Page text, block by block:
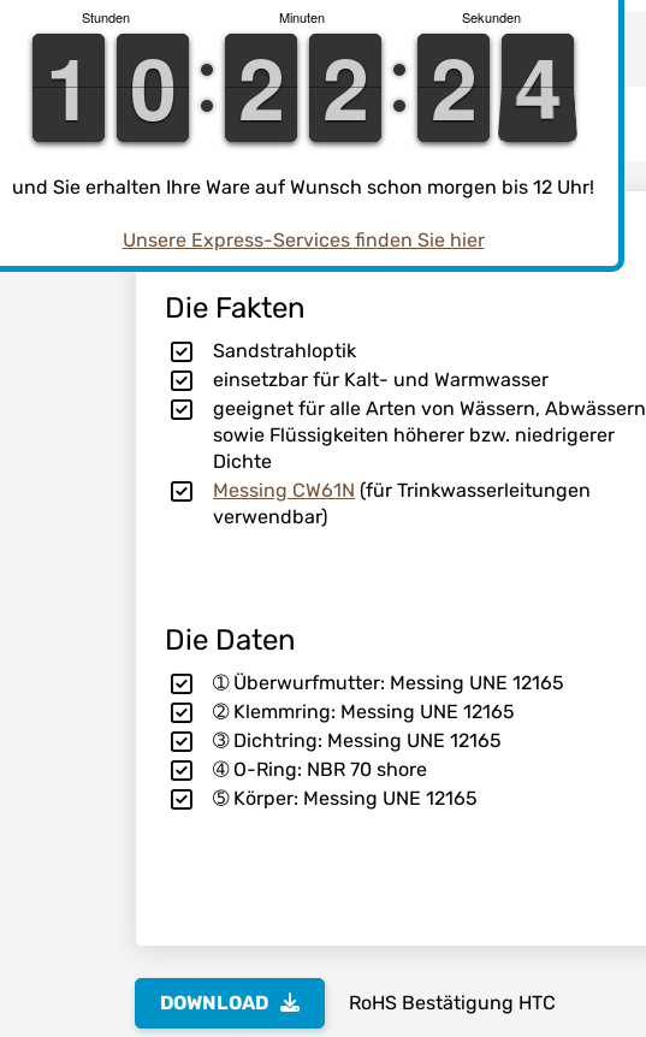
Farbe:
Verwendung:
Die Fakten
Sandstrahloptik
einsetzbar für Kalt- und Warmwasser
geeignet für alle Arten von Wässern, Abwässern
sowie Flüssigkeiten höherer bzw. niedrigerer
Dichte
Messing CW61N (für Trinkwasserleitungen
verwendbar)
Die Daten
➀ Überwurfmutter: Messing UNE 12165
➁ Klemmring: Messing UNE 12165
➂ Dichtring: Messing UNE 12165
➃ O-Ring: NBR 70 shore
➄ Körper: Messing UNE 12165
DOWNLOAD RoHS Bestätigung HTC
Stunden
1
1
1
1 9
9
0
0
Minuten
1
1
2
2 1
1
2
2
Sekunden
1
1
2
2 4
3
3
und Sie erhalten Ihre Ware auf Wunsch schon morgen bis 12 Uhr!
Unsere Express-Services finden Sie hier